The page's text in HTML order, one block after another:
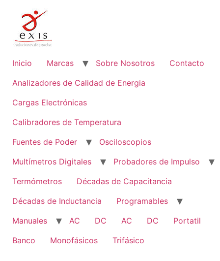
contenido
Inicio Marcas Sobre Nosotros
Contacto
Analizadores de Calidad de Energia
Cargas Electrónicas
Calibradores de Temperatura
Fuentes de Poder
Osciloscopios
Multímetros Digitales
Probadores de Impulso
Termómetros
Décadas de Capacitancia
Décadas de Inductancia
Programables
Manuales
AC DC AC DC
Portatil
Banco
Monofásicos Trifásico